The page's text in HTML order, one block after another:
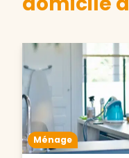
Ménage